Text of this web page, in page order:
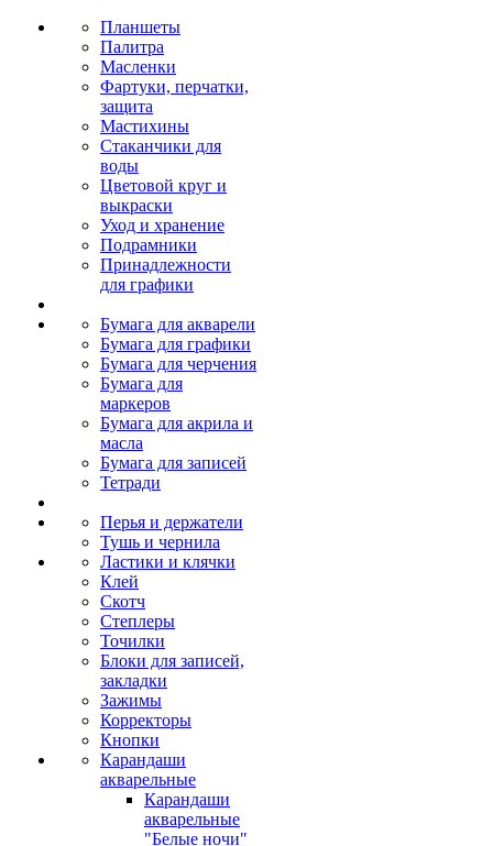
Планшеты
Палитра
Масленки
Фартуки, перчатки,
защита
Мастихины
Стаканчики для
воды
Цветовой круг и
выкраски
Уход и хранение
Подрамники
Принадлежности
для графики
Бумага для акварели
Бумага для графики
Бумага для черчения
Бумага для
маркеров
Бумага для акрила и
масла
Бумага для записей
Тетради
Перья и держатели
Тушь и чернила
Ластики и клячки
Клей
Скотч
Степлеры
Точилки
Блоки для записей,
закладки
Зажимы
Корректоры
Кнопки
Карандаши
акварельные
Карандаши
акварельные
"Белые ночи"